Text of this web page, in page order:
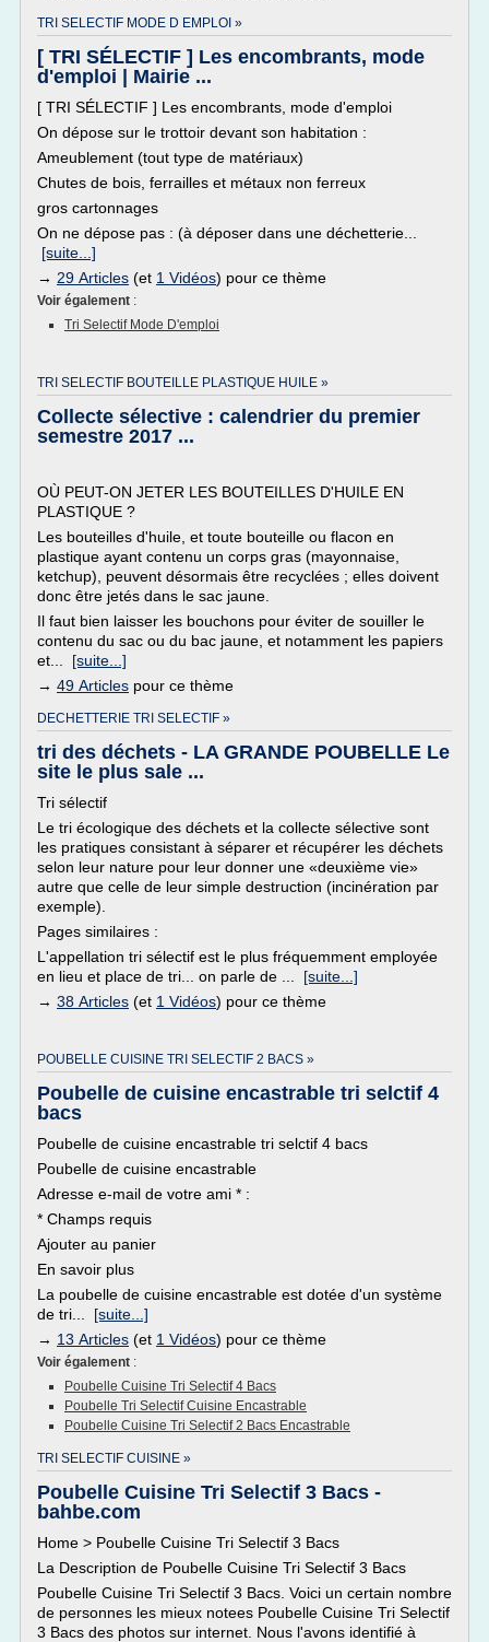
TRI SELECTIF MODE D EMPLOI »
[ TRI SÉLECTIF ] Les encombrants, mode
d'emploi | Mairie ...
[ TRI SÉLECTIF ] Les encombrants, mode d'emploi
On dépose sur le trottoir devant son habitation :
Ameublement (tout type de matériaux)
Chutes de bois, ferrailles et métaux non ferreux
gros cartonnages
On ne dépose pas : (à déposer dans une déchetterie...
[suite...]
→ 29 Articles (et 1 Vidéos) pour ce thème
Voir également :
Tri Selectif Mode D'emploi
TRI SELECTIF BOUTEILLE PLASTIQUE HUILE »
Collecte sélective : calendrier du premier
semestre 2017 ...
OÙ PEUT-ON JETER LES BOUTEILLES D'HUILE EN
PLASTIQUE ?
Les bouteilles d'huile, et toute bouteille ou flacon en
plastique ayant contenu un corps gras (mayonnaise,
ketchup), peuvent désormais être recyclées ; elles doivent
donc être jetés dans le sac jaune.
Il faut bien laisser les bouchons pour éviter de souiller le
contenu du sac ou du bac jaune, et notamment les papiers
et... [suite...]
→ 49 Articles pour ce thème
DECHETTERIE TRI SELECTIF »
tri des déchets - LA GRANDE POUBELLE Le
site le plus sale ...
Tri sélectif
Le tri écologique des déchets et la collecte sélective sont
les pratiques consistant à séparer et récupérer les déchets
selon leur nature pour leur donner une «deuxième vie»
autre que celle de leur simple destruction (incinération par
exemple).
Pages similaires :
L'appellation tri sélectif est le plus fréquemment employée
en lieu et place de tri... on parle de ... [suite...]
→ 38 Articles (et 1 Vidéos) pour ce thème
POUBELLE CUISINE TRI SELECTIF 2 BACS »
Poubelle de cuisine encastrable tri selctif 4
bacs
Poubelle de cuisine encastrable tri selctif 4 bacs
Poubelle de cuisine encastrable
Adresse e-mail de votre ami * :
* Champs requis
Ajouter au panier
En savoir plus
La poubelle de cuisine encastrable est dotée d'un système
de tri... [suite...]
→ 13 Articles (et 1 Vidéos) pour ce thème
Voir également :
Poubelle Cuisine Tri Selectif 4 Bacs
Poubelle Tri Selectif Cuisine Encastrable
Poubelle Cuisine Tri Selectif 2 Bacs Encastrable
TRI SELECTIF CUISINE »
Poubelle Cuisine Tri Selectif 3 Bacs -
bahbe.com
Home > Poubelle Cuisine Tri Selectif 3 Bacs
La Description de Poubelle Cuisine Tri Selectif 3 Bacs
Poubelle Cuisine Tri Selectif 3 Bacs. Voici un certain nombre
de personnes les mieux notees Poubelle Cuisine Tri Selectif
3 Bacs des photos sur internet. Nous l'avons identifié à